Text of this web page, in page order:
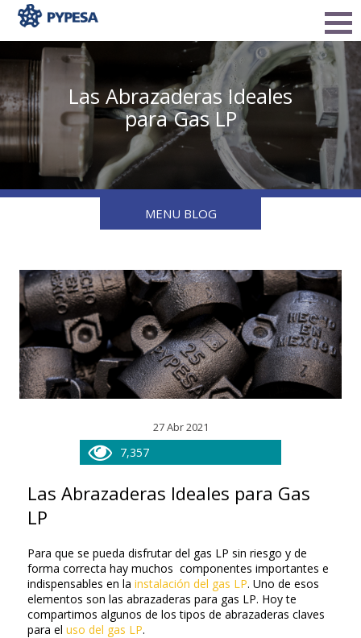
Las Abrazaderas Ideales
para Gas LP
MENU BLOG
27 Abr 2021
7,357
Las Abrazaderas Ideales para Gas
LP
Para que se pueda disfrutar del gas LP sin riesgo y de
forma correcta hay muchos componentes importantes e
indispensables en la instalación del gas LP. Uno de esos
elementos son las abrazaderas para gas LP. Hoy te
compartimos algunos de los tipos de abrazaderas claves
para el uso del gas LP.